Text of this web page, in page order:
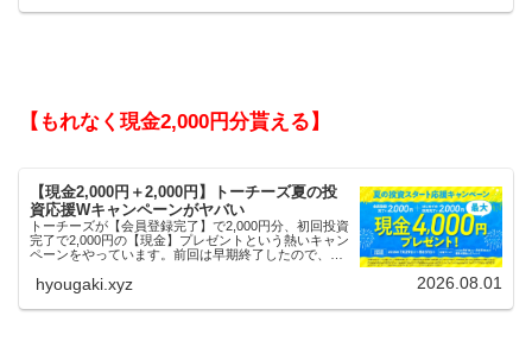
【もれなく現金2,000円分貰える】
【現金2,000円＋2,000円】トーチーズ夏の投
資応援Wキャンペーンがヤバい
トーチーズが【会員登録完了】で2,000円分、初回投資
完了で2,000円の【現金】プレゼントという熱いキャン
ペーンをやっています。前回は早期終了したので、使
hyougaki.xyz 2026.08.01